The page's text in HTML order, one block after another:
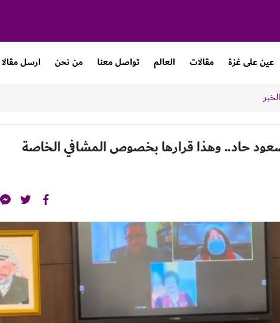
عين على غزة مقالات العالم تواصل معنا من نحن ارسل مقالا
صعود حاد.. وهذا قرارها بخصوص المشافي الخاصة